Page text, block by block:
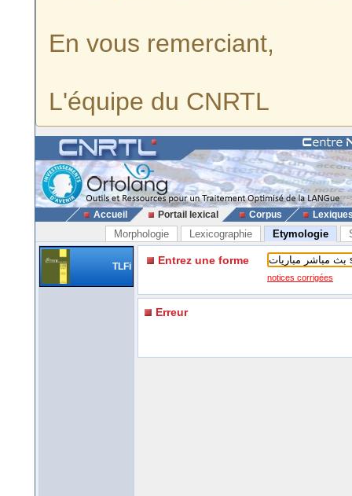
En vous remerciant,
L'équipe du CNRTL
Accueil Portail lexical Corpus
Morphologie Lexicographie Etymologie
TLFi Entrez une forme
notices corrigées
Erreur